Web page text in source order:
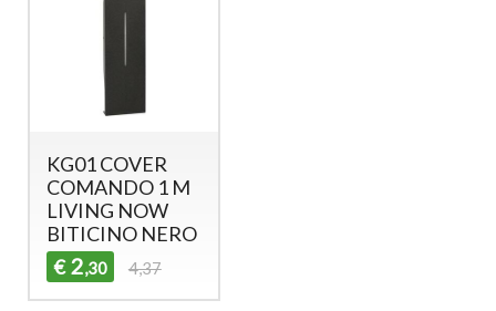
KG01 COVER
COMANDO 1 M
LIVING NOW
BITICINO NERO
€ 2,30 4,37